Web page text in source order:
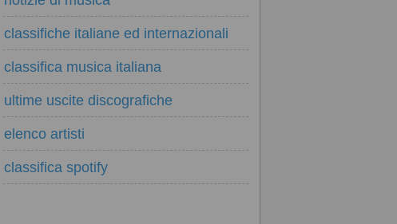
classifiche italiane ed internazionali
classifica musica italiana
ultime uscite discografiche
elenco artisti
classifica spotify